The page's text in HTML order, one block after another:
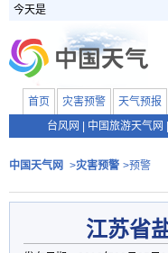
今天是
首页 灾害预警 天气预报
台风网
中国旅游天气网
中国天气网 >灾害预警 >预警
江苏省